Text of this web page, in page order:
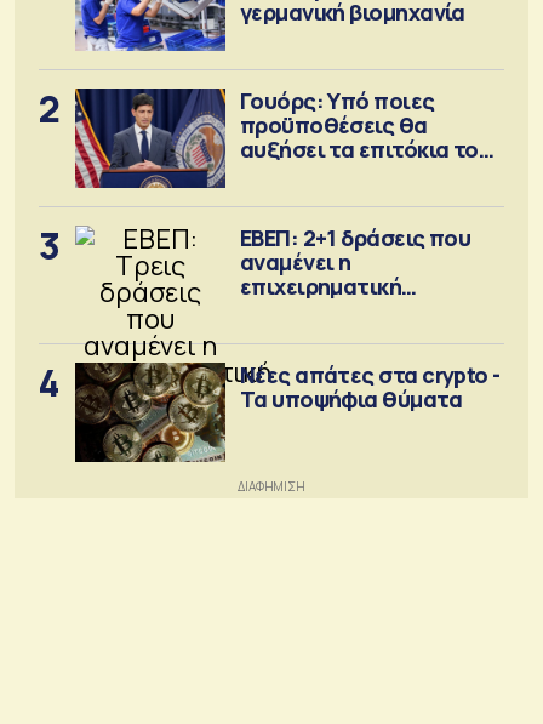
γερμανική βιομηχανία
2
Γουόρς: Υπό ποιες
προϋποθέσεις θα
αυξήσει τα επιτόκια τον
3
ΕΒΕΠ: 2+1 δράσεις που
αναμένει η
επιχειρηματική
4
Νέες απάτες στα crypto -
Τα υποψήφια θύματα